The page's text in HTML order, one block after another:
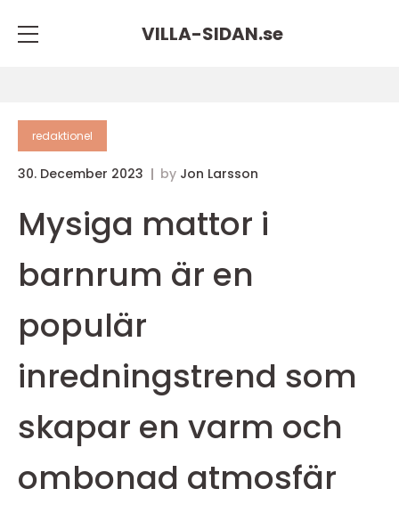
VILLA-SIDAN.se
redaktionel
30. December 2023 by Jon Larsson
Mysiga mattor i
barnrum är en
populär
inredningstrend som
skapar en varm och
ombonad atmosfär